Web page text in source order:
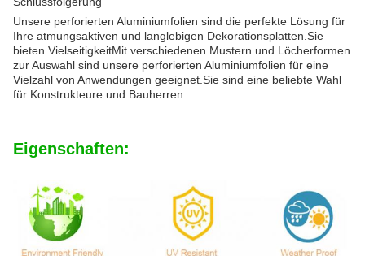
Unsere perforierten Aluminiumfolien sind die perfekte Lösung für
Ihre atmungsaktiven und langlebigen Dekorationsplatten.Sie
bieten VielseitigkeitMit verschiedenen Mustern und Löcherformen
zur Auswahl sind unsere perforierten Aluminiumfolien für eine
Vielzahl von Anwendungen geeignet.Sie sind eine beliebte Wahl
für Konstrukteure und Bauherren..
Eigenschaften: